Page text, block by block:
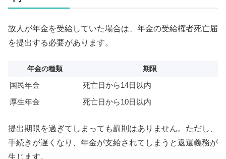
故人が年金を受給していた場合は、年金の受給権者死亡届
を提出する必要があります。
年金の種類 期限
国民年金
死亡日から14日以内
厚生年金
死亡日から10日以内
提出期限を過ぎてしまっても罰則はありません。ただし、
手続きが遅くなり、年金が支給されてしまうと返還義務が
生じます。